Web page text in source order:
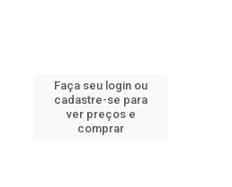
Faça seu login ou
cadastre-se para
ver preços e
comprar